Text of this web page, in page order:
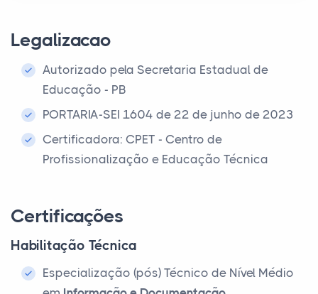
Legalizacao
Autorizado pela Secretaria Estadual de
Educação - PB
PORTARIA-SEI 1604 de 22 de junho de 2023
Certificadora: CPET - Centro de
Profissionalização e Educação Técnica
Certificações
Habilitação Técnica
Especialização (pós) Técnico de Nível Médio